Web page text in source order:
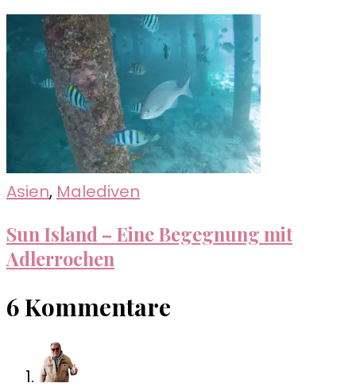
Asien, Malediven
Sun Island – Eine Begegnung mit
Adlerrochen
6 Kommentare